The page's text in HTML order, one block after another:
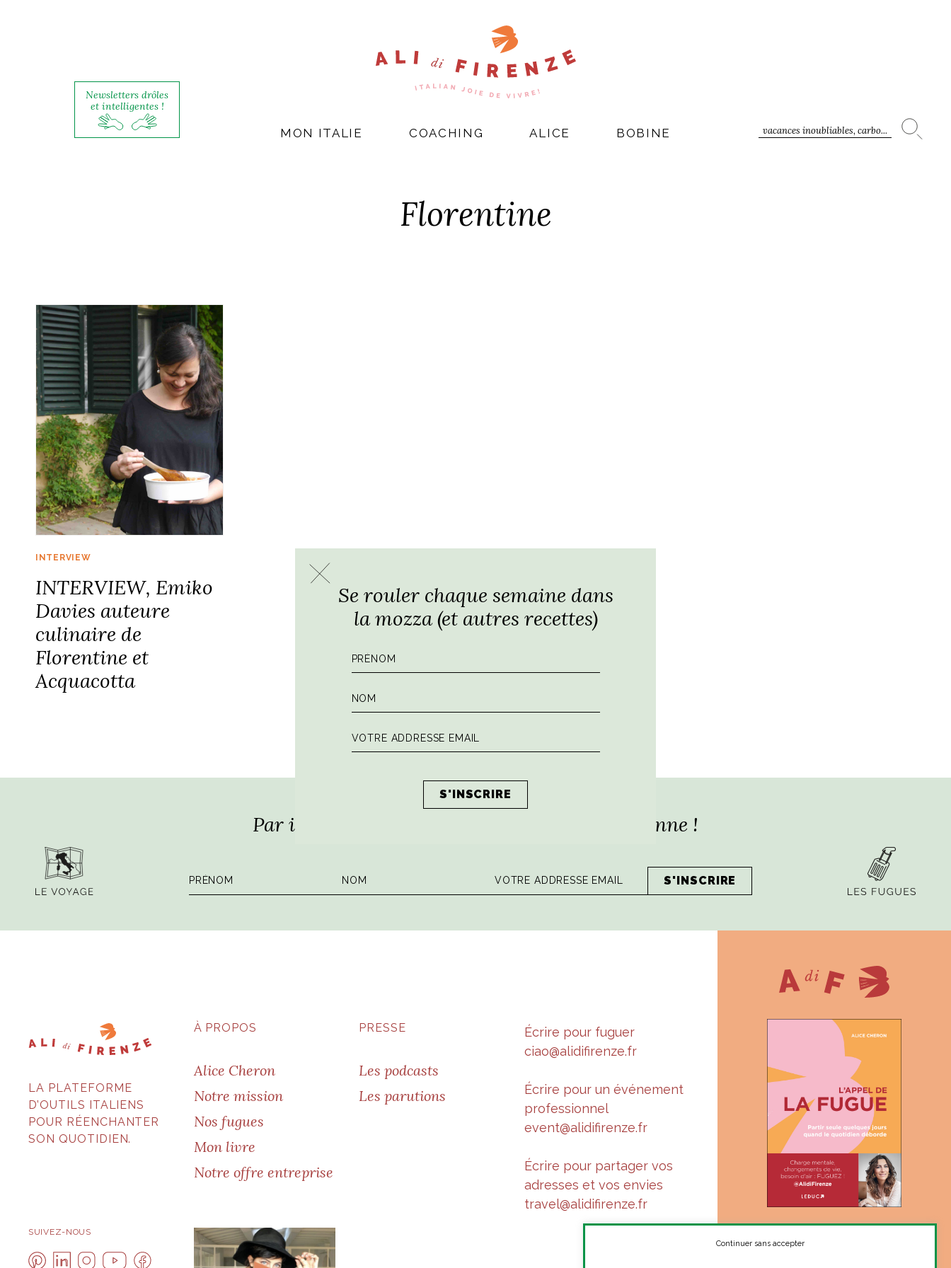
Newsletters drôles
et intelligentes !
vacances inoubliables, carbo...
MON ITALIE COACHING ALICE BOBINE
Florentine
INTERVIEW
INTERVIEW, Emiko
Davies auteure
culinaire de
Florentine et
Acquacotta
Par ici la dose hebdomadaire de sagesse italienne !
LA PLATEFORME
D’OUTILS ITALIENS
POUR RÉENCHANTER
SON QUOTIDIEN.
À PROPOS
Alice Cheron
Notre mission
Nos fugues
Mon livre
Notre offre entreprise
PRESSE
Les podcasts
Les parutions
Écrire pour fuguer
ciao@alidifirenze.fr
Écrire pour un événement
professionnel
event@alidifirenze.fr
Écrire pour partager vos
adresses et vos envies
travel@alidifirenze.fr
SUIVEZ-NOUS
« Suis-je à ma juste place ?
Le ton complice et sincère
Se rouler chaque semaine dans
la mozza (et autres recettes)
Continuer sans accepter